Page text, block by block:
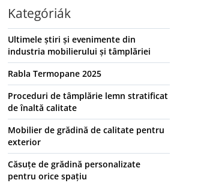
Kategóriák
Ultimele știri și evenimente din
industria mobilierului și tâmplăriei
Rabla Termopane 2025
Proceduri de tâmplărie lemn stratificat
de înaltă calitate
Mobilier de grădină de calitate pentru
exterior
Căsuțe de grădină personalizate
pentru orice spațiu